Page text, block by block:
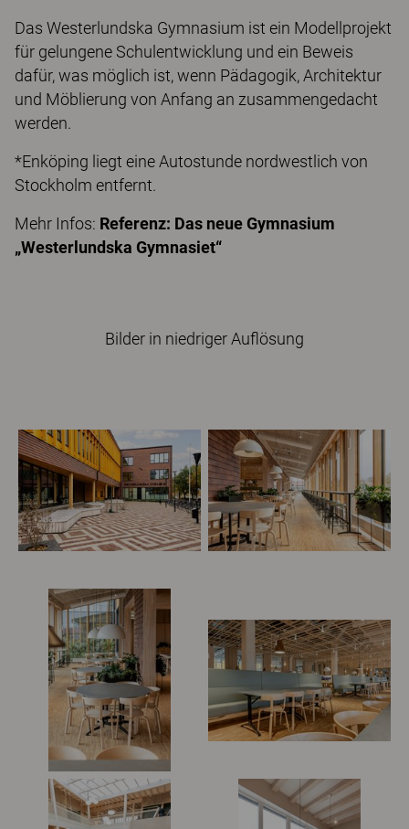
Das Westerlundska Gymnasium ist ein Modellprojekt
für gelungene Schulentwicklung und ein Beweis
dafür, was möglich ist, wenn Pädagogik, Architektur
und Möblierung von Anfang an zusammengedacht
werden.
*Enköping liegt eine Autostunde nordwestlich von
Stockholm entfernt.
Mehr Infos: Referenz: Das neue Gymnasium
„Westerlundska Gymnasiet“
Bilder in niedriger Auflösung